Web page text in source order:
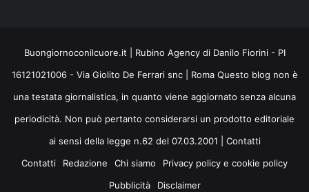
Buongiornoconilcuore.it | Rubino Agency di Danilo Fiorini - PI
16121021006 - Via Giolito De Ferrari snc | Roma Questo blog non è
una testata giornalistica, in quanto viene aggiornato senza alcuna
periodicità. Non può pertanto considerarsi un prodotto editoriale
ai sensi della legge n.62 del 07.03.2001 | Contatti
Contatti
Redazione Chi siamo
Privacy policy e cookie policy
Pubblicità
Disclaimer